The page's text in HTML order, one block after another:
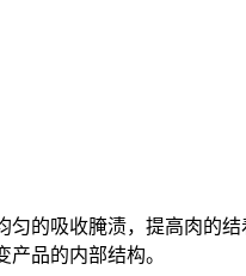
的吸收腌渍，提高肉的
产品的内部结构。